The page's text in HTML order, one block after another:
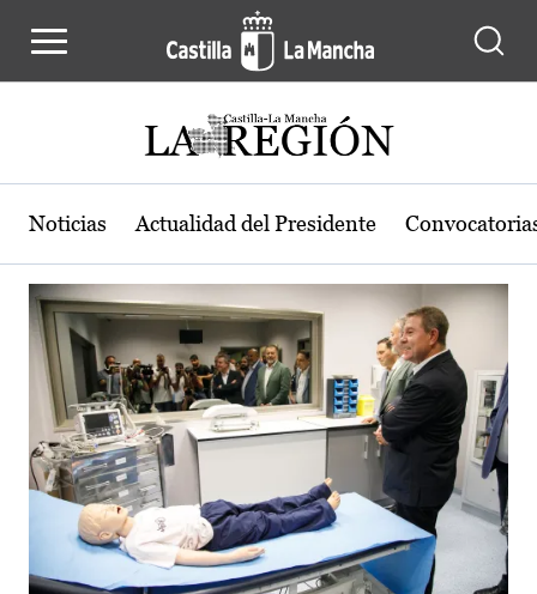
Actualidad de la región de Castilla-
Noticias Actualidad del Presidente